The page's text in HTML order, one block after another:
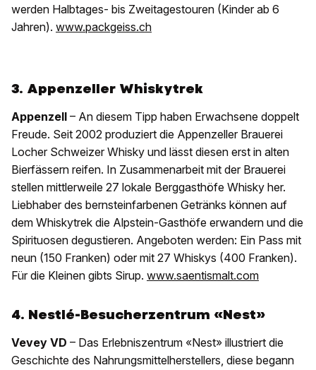
werden Halbtages- bis Zweitagestouren (Kinder ab 6
Jahren). www.packgeiss.ch
3. Appenzeller Whiskytrek
Appenzell – An diesem Tipp haben Erwachsene doppelt
Freude. Seit 2002 produziert die Appenzeller Brauerei
Locher Schweizer Whisky und lässt diesen erst in alten
Bierfässern reifen. In Zusammenarbeit mit der Brauerei
stellen mittlerweile 27 lokale Berggasthöfe Whisky her.
Liebhaber des bernsteinfarbenen Getränks können auf
dem Whiskytrek die Alpstein-Gasthöfe erwandern und die
Spirituosen degustieren. Angeboten werden: Ein Pass mit
neun (150 Franken) oder mit 27 Whiskys (400 Franken).
Für die Kleinen gibts Sirup. www.saentismalt.com
4. Nestlé-Besucherzentrum «Nest»
Vevey VD – Das Erlebniszentrum «Nest» illustriert die
Geschichte des Nahrungsmittelherstellers, diese begann